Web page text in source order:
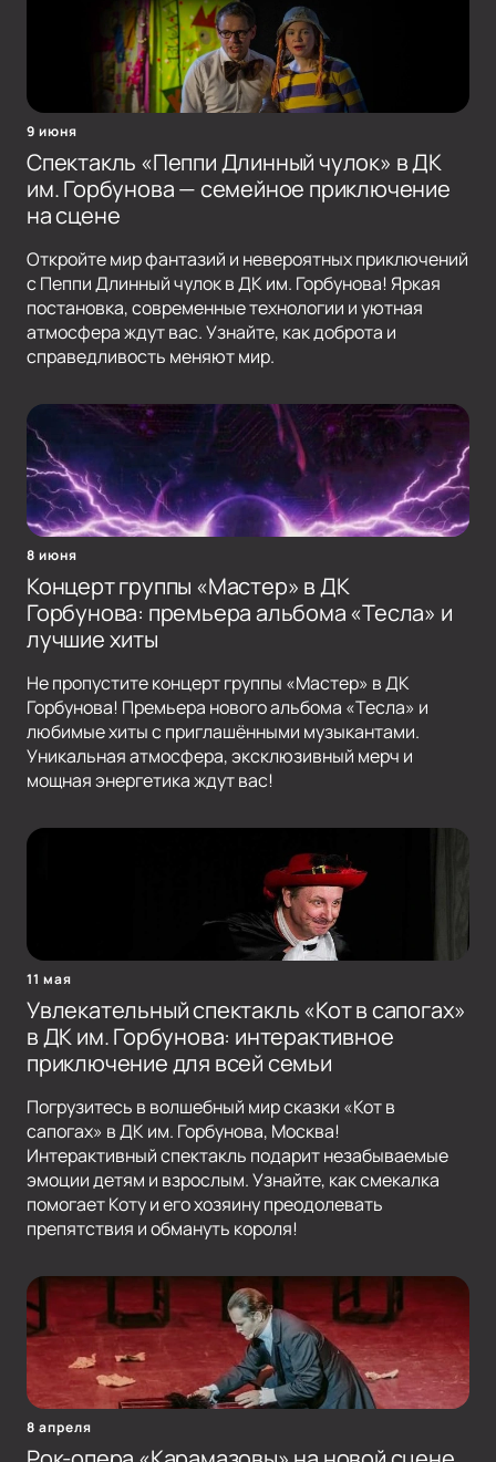
9 июня
Спектакль «Пеппи Длинный чулок» в ДК
им. Горбунова — семейное приключение
на сцене
Откройте мир фантазий и невероятных приключений
с Пеппи Длинный чулок в ДК им. Горбунова! Яркая
постановка, современные технологии и уютная
атмосфера ждут вас. Узнайте, как доброта и
справедливость меняют мир.
8 июня
Концерт группы «Мастер» в ДК
Горбунова: премьера альбома «Тесла» и
лучшие хиты
Не пропустите концерт группы «Мастер» в ДК
Горбунова! Премьера нового альбома «Тесла» и
любимые хиты с приглашёнными музыкантами.
Уникальная атмосфера, эксклюзивный мерч и
мощная энергетика ждут вас!
11 мая
Увлекательный спектакль «Кот в сапогах»
в ДК им. Горбунова: интерактивное
приключение для всей семьи
Погрузитесь в волшебный мир сказки «Кот в
сапогах» в ДК им. Горбунова, Москва!
Интерактивный спектакль подарит незабываемые
эмоции детям и взрослым. Узнайте, как смекалка
помогает Коту и его хозяину преодолевать
препятствия и обмануть короля!
8 апреля